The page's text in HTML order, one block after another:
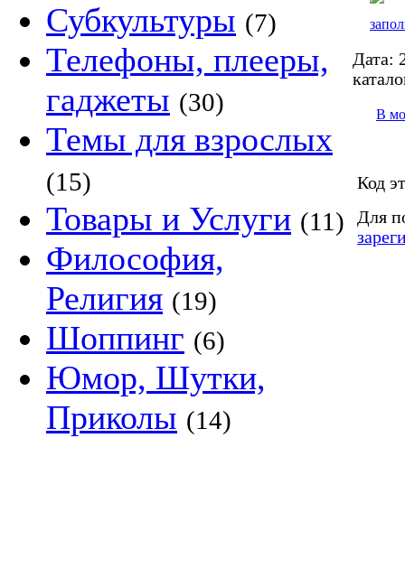
Субкультуры (7)
Телефоны, плееры,
гаджеты (30)
Темы для взрослых
(15)
Товары и Услуги (11)
Философия,
Религия (19)
Шоппинг (6)
Юмор, Шутки,
Приколы (14)
Дата:
В
Код
Для